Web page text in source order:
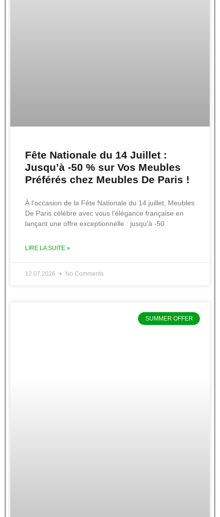
Fête Nationale du 14 Juillet :
Jusqu’à -50 % sur Vos Meubles
Préférés chez Meubles De Paris !
À l’occasion de la Fête Nationale du 14 juillet, Meubles
De Paris célèbre avec vous l’élégance française en
lançant une offre exceptionnelle : jusqu’à -50
LIRE LA SUITE »
12.07.2026 No Comments
SUMMER OFFER